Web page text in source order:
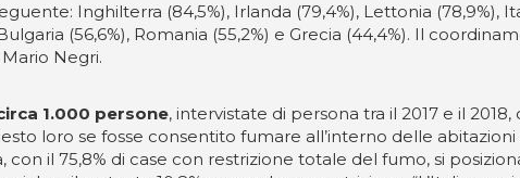
Inghilterra (84,5%), Irlanda (79,4%), Lettonia (78,9%),
(56,6%), Romania (55,2%) e Grecia (44,4%). Il
Negri.
1.000 persone, intervistate di persona tra il 2017 e il
loro se fosse consentito fumare all’interno delle abitazioni
il 75,8% di case con restrizione totale del fumo, si